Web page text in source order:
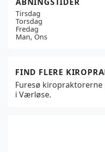
Tirsdag
Torsdag
Fredag
Man, Ons
FIND FLERE
Furesø
i Værløse.